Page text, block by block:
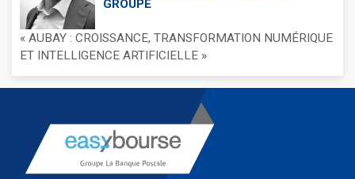
GROUPE
« AUBAY : CROISSANCE, TRANSFORMATION NUMÉRIQUE
ET INTELLIGENCE ARTIFICIELLE »